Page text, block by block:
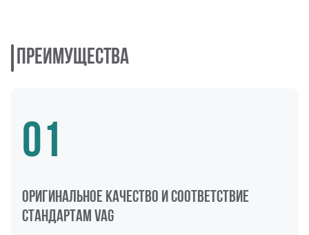
Преимущества
01
ОРИГИНАЛЬНОЕ качество и соответствие
стандартам VAG